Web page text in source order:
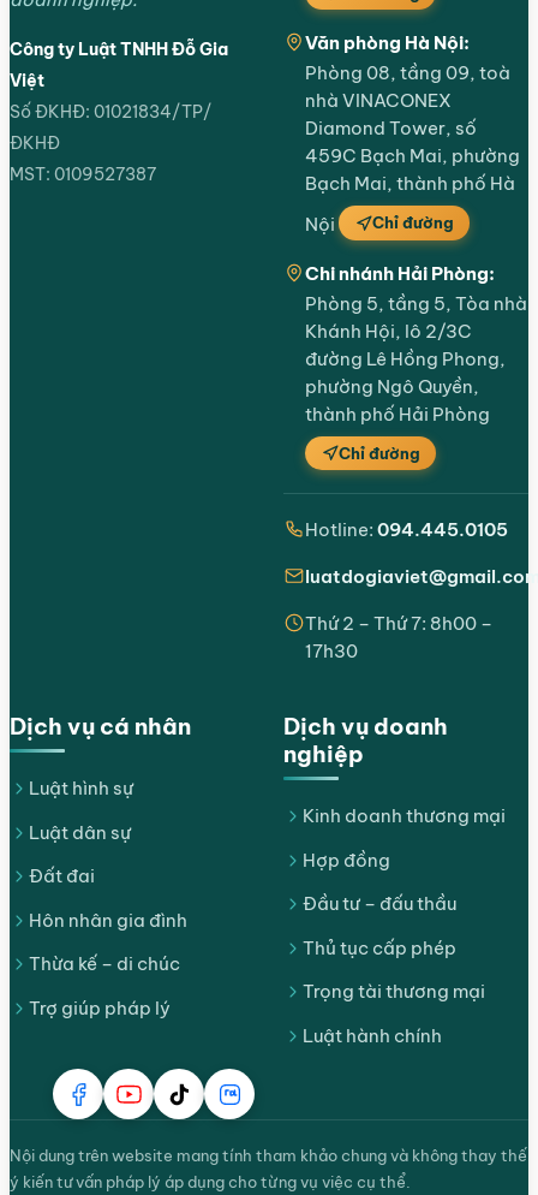
Công ty Luật TNHH Đỗ Gia
Việt
Số ĐKHĐ: 01021834/TP/
ĐKHĐ
MST: 0109527387
Dịch vụ cá nhân
Luật hình sự
Luật dân sự
Đất đai
Hôn nhân gia đình
Thừa kế – di chúc
Trợ giúp pháp lý
Dịch vụ doanh
nghiệp
Kinh doanh thương mại
Hợp đồng
Đầu tư – đấu thầu
Thủ tục cấp phép
Trọng tài thương mại
Luật hành chính
Văn phòng Hà Nội:
Phòng 08, tầng 09, toà
nhà VINACONEX
Diamond Tower, số
459C Bạch Mai, phường
Bạch Mai, thành phố Hà
Nội
Chỉ đường
Chi nhánh Hải Phòng:
Phòng 5, tầng 5, Tòa nhà
Khánh Hội, lô 2/3C
đường Lê Hồng Phong,
phường Ngô Quyền,
thành phố Hải Phòng
Chỉ đường
Hotline: 094.445.0105
Thứ 2 – Thứ 7: 8h00 –
17h30
Nội dung trên website mang tính tham khảo chung và không thay thế
ý kiến tư vấn pháp lý áp dụng cho từng vụ việc cụ thể.